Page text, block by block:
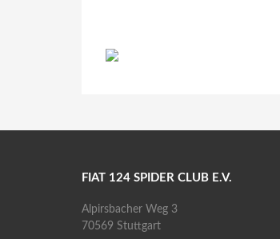
FIAT 124 SPIDER CLUB E.V.
Alpirsbacher Weg 3
70569 Stuttgart